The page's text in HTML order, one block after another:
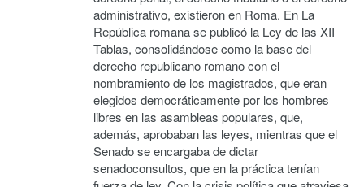
administrativo, existieron en Roma. En La
República romana se publicó la Ley de las XII
Tablas, consolidándose como la base del
derecho republicano romano con el
nombramiento de los magistrados, que eran
elegidos democráticamente por los hombres
libres en las asambleas populares, que,
además, aprobaban las leyes, mientras que el
Senado se encargaba de dictar
senadoconsultos, que en la práctica tenían